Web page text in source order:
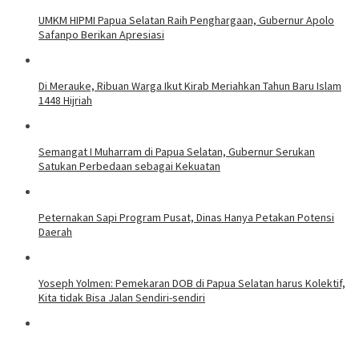
UMKM HIPMI Papua Selatan Raih Penghargaan, Gubernur Apolo
Safanpo Berikan Apresiasi
Di Merauke, Ribuan Warga Ikut Kirab Meriahkan Tahun Baru Islam
1448 Hijriah
Semangat I Muharram di Papua Selatan, Gubernur Serukan
Satukan Perbedaan sebagai Kekuatan
Peternakan Sapi Program Pusat, Dinas Hanya Petakan Potensi
Daerah
Yoseph Yolmen: Pemekaran DOB di Papua Selatan harus Kolektif,
Kita tidak Bisa Jalan Sendiri-sendiri